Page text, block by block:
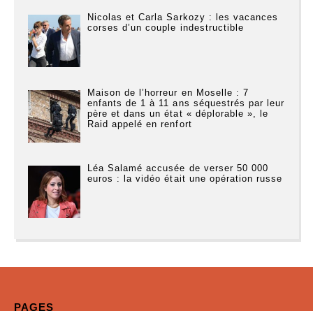
Nicolas et Carla Sarkozy : les vacances
corses d’un couple indestructible
Maison de l’horreur en Moselle : 7
enfants de 1 à 11 ans séquestrés par leur
père et dans un état « déplorable », le
Raid appelé en renfort
Léa Salamé accusée de verser 50 000
euros : la vidéo était une opération russe
PAGES